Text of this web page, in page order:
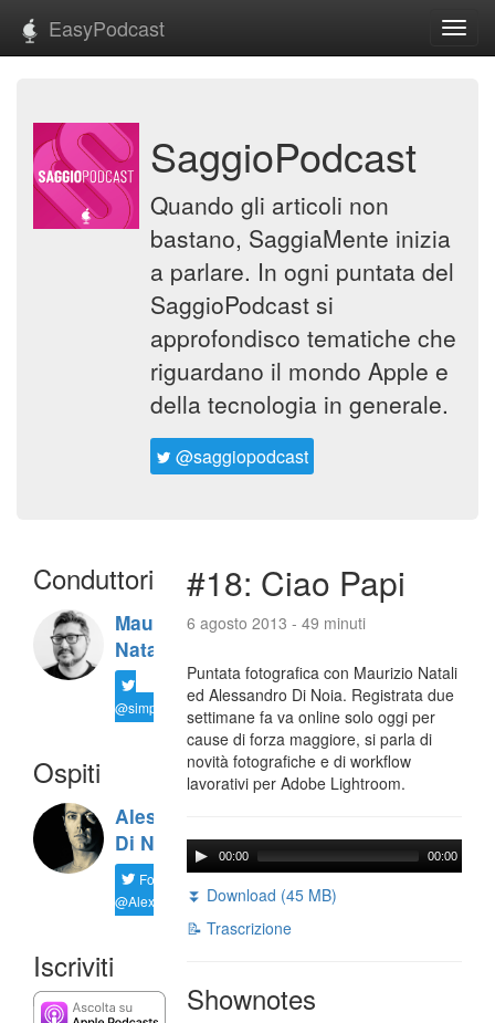
EasyPodcast
SaggioPodcast
Quando gli articoli non
bastano, SaggiaMente inizia
a parlare. In ogni puntata del
SaggioPodcast si
approfondisco tematiche che
riguardano il mondo Apple e
della tecnologia in generale.
@saggiopodcast
Conduttori
Maurizio
Natali
@simplemal
Ospiti
Alessandro
Di Noia
Follow
@AlexD75
Iscriviti
#18: Ciao Papi
6 agosto 2013 - 49 minuti
Puntata fotografica con Maurizio Natali
ed Alessandro Di Noia. Registrata due
settimane fa va online solo oggi per
cause di forza maggiore, si parla di
novità fotografiche e di workflow
lavorativi per Adobe Lightroom.
00:00 00:00
⏬ Download (45 MB)
📝 Trascrizione
Shownotes